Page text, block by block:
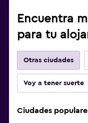
Encuentra
para tu
Otras ciudades
Voy a tener suerte
Ciudades